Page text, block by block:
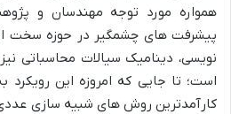
همواره مورد توجه مهندسان و
پیشرفت های چشمگیر در حوزه سخت
نویسی، دینامیک سیالات محاسباتی
است؛ تا جایی که امروزه این رویکرد
کارآمدترین روش های شبیه سازی